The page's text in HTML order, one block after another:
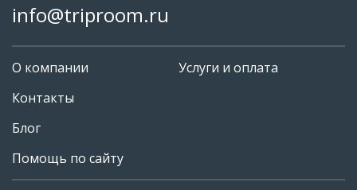
info@triproom.ru
О компании
Контакты
Блог
Помощь по сайту
Услуги и оплата